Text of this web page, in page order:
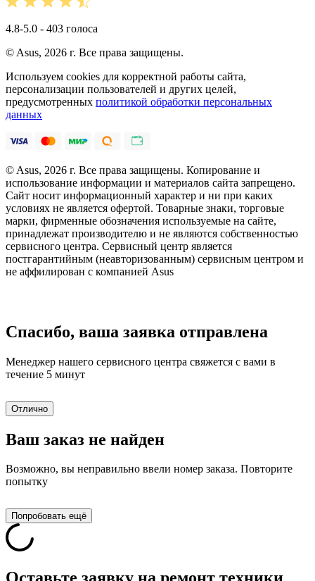
4.8-5.0 - 403 голоса
© Asus, 2026 г. Все права защищены.
Используем cookies для корректной работы сайта,
персонализации пользователей и других целей,
предусмотренных политикой обработки персональных
данных
© Asus, 2026 г. Все права защищены. Копирование и
использование информации и материалов сайта запрещено.
Сайт носит информационный характер и ни при каких
условиях не является офертой. Товарные знаки, торговые
марки, фирменные обозначения используемые на сайте,
принадлежат производителю и не являются собственностью
сервисного центра. Сервисный центр является
постгарантийным (неавторизованным) сервисным центром и
не аффилирован с компанией Asus
Спасибо, ваша заявка отправлена
Менеджер нашего сервисного центра свяжется с вами в
течение 5 минут
Отлично
Ваш заказ не найден
Возможно, вы неправильно ввели номер заказа. Повторите
попытку
Попробовать ещё